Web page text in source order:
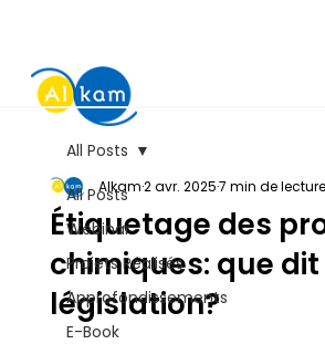
All Posts
Webinar
Projets Réalisés
Approfondissements
E-Book
All Posts
Étiquetage des
chimiques: que
législation?
Alkam2 avr. 20257 min de lecture